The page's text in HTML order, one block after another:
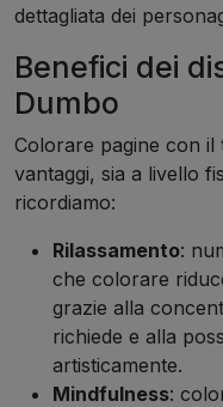
dettagliata dei
Benefici dei
Dumbo
Colorare pagine con
vantaggi, sia a livello
ricordiamo:
Rilassamento:
che colorare
grazie alla
richiede e alla
artisticamente.
Mindfulness: